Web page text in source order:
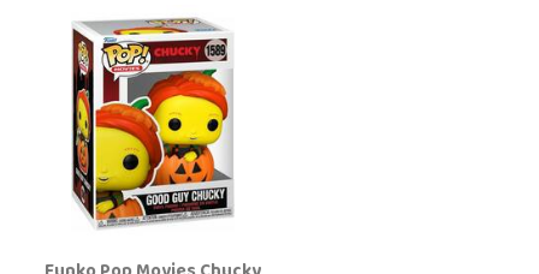
03550, San Juan
965 655 958
Localizar Tienda
POCAS UNIDADES
Juguetilandia Torrevieja
Avd. de las Cortes Valencianas S/N. Pol. Casa Grande III Manzana A-2(PLUS)